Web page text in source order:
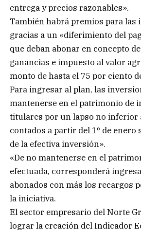
entrega y precios razonables».
También habrá premios para las
gracias a un «diferimiento del
que deban abonar en concepto
ganancias e impuesto al valor
monto de hasta el 75 por ciento
Para ingresar al plan, las
mantenerse en el patrimonio de
titulares por un lapso no inferior
contados a partir del 1º de enero
de la efectiva inversión».
«De no mantenerse en el
efectuada, corresponderá
abonados con más los recargos
la iniciativa.
El sector empresario del Norte
lograr la creación del Indicador